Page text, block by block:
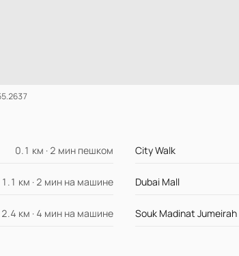
0.1 км · 2 мин пешком City Walk
1.1 км · 2 мин на машине Dubai Mall
2.4 км · 4 мин на машине Souk Madinat Jumeirah